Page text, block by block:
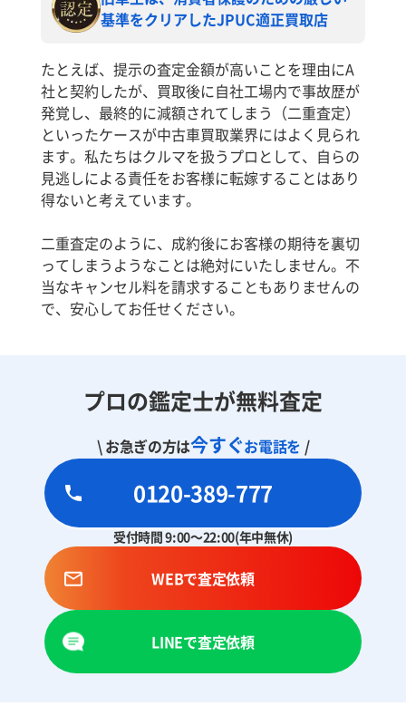
基準をクリアしたJPUC適正買取店
たとえば、提示の査定金額が高いことを理由にA
社と契約したが、買取後に自社工場内で事故歴が
発覚し、最終的に減額されてしまう（二重査定）
といったケースが中古車買取業界にはよく見られ
ます。私たちはクルマを扱うプロとして、自らの
見逃しによる責任をお客様に転嫁することはあり
得ないと考えています。
二重査定のように、成約後にお客様の期待を裏切
ってしまうようなことは絶対にいたしません。不
当なキャンセル料を請求することもありませんの
で、安心してお任せください。
プロの鑑定士が無料査定
\ お急ぎの方は今すぐお電話を /
0120-389-777
受付時間 9:00～22:00(年中無休)
WEBで査定依頼
LINEで査定依頼